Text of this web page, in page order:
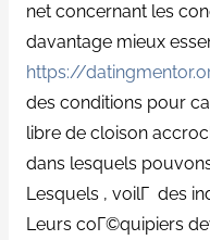
net concernant les
davantage mieux
https://
des conditions pour
libre de cloison
dans lesquels
Lesquels , voilГ des
Leurs coГ©quipiers